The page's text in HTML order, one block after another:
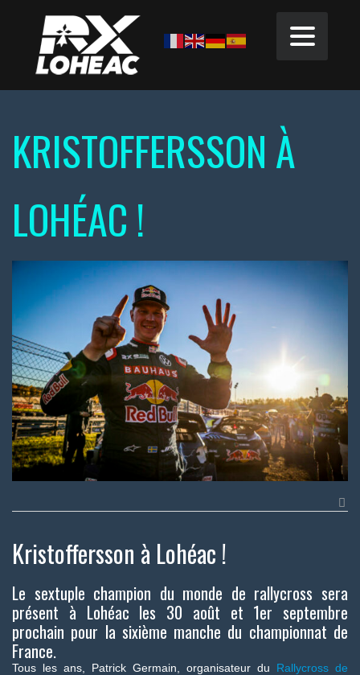
KRISTOFFERSSON À
LOHÉAC !
Kristoffersson à Lohéac !
Le sextuple champion du monde de rallycross sera
présent à Lohéac les 30 août et 1er septembre
prochain pour la sixième manche du championnat de
France.
Tous les ans, Patrick Germain, organisateur du Rallycross de